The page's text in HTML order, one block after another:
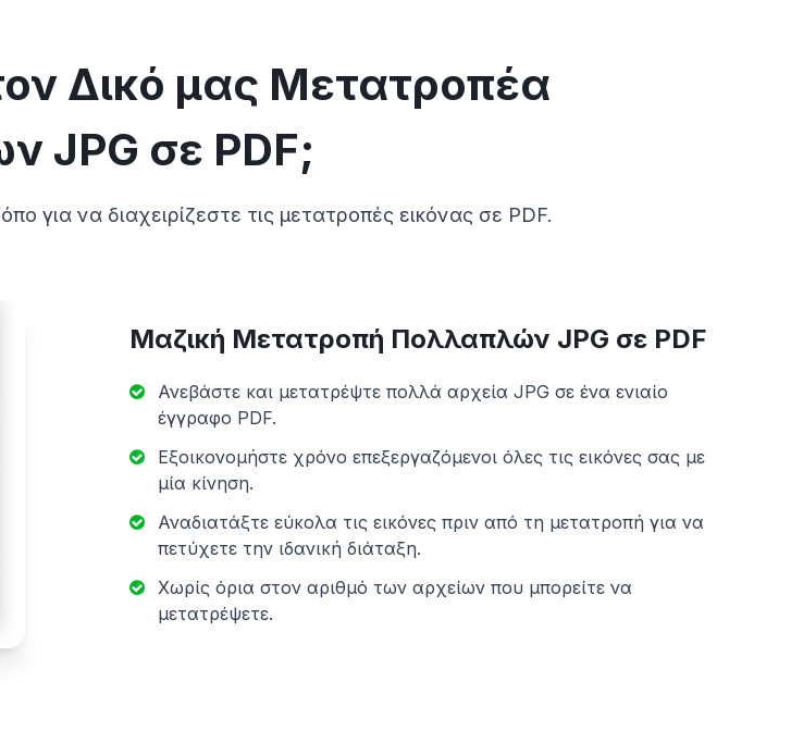
Δικό μας Μετατροπέα
JPG σε PDF;
για να διαχειρίζεστε τις μετατροπές εικόνας σε PDF.
Μαζική Μετατροπή Πολλαπλών JPG σε PDF
Ανεβάστε και μετατρέψτε πολλά αρχεία JPG σε ένα ενιαίο
έγγραφο PDF.
Εξοικονομήστε χρόνο επεξεργαζόμενοι όλες τις εικόνες σας με
μία κίνηση.
Αναδιατάξτε εύκολα τις εικόνες πριν από τη μετατροπή για να
πετύχετε την ιδανική διάταξη.
Χωρίς όρια στον αριθμό των αρχείων που μπορείτε να
μετατρέψετε.